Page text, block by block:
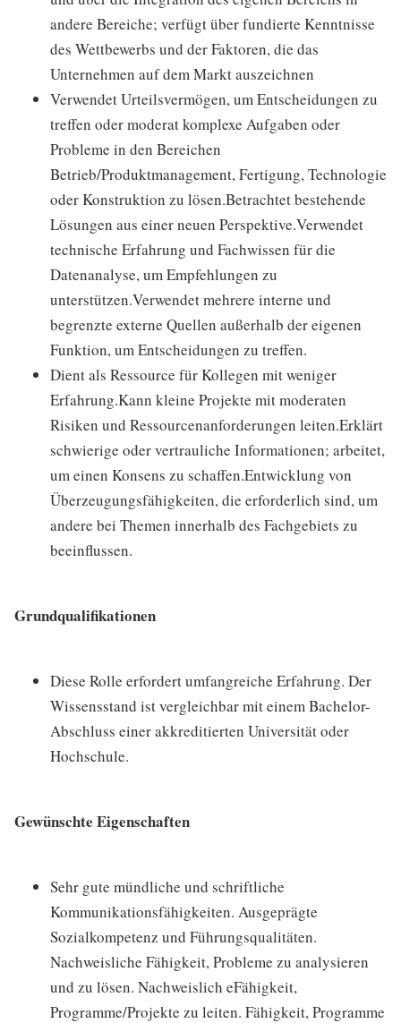
andere Bereiche; verfügt über fundierte Kenntnisse
des Wettbewerbs und der Faktoren, die das
Unternehmen auf dem Markt auszeichnen
Verwendet Urteilsvermögen, um Entscheidungen zu
treffen oder moderat komplexe Aufgaben oder
Probleme in den Bereichen
Betrieb/Produktmanagement, Fertigung, Technologie
oder Konstruktion zu lösen.Betrachtet bestehende
Lösungen aus einer neuen Perspektive.Verwendet
technische Erfahrung und Fachwissen für die
Datenanalyse, um Empfehlungen zu
unterstützen.Verwendet mehrere interne und
begrenzte externe Quellen außerhalb der eigenen
Funktion, um Entscheidungen zu treffen.
Dient als Ressource für Kollegen mit weniger
Erfahrung.Kann kleine Projekte mit moderaten
Risiken und Ressourcenanforderungen leiten.Erklärt
schwierige oder vertrauliche Informationen; arbeitet,
um einen Konsens zu schaffen.Entwicklung von
Überzeugungsfähigkeiten, die erforderlich sind, um
andere bei Themen innerhalb des Fachgebiets zu
beeinflussen.
Grundqualifikationen
Diese Rolle erfordert umfangreiche Erfahrung. Der
Wissensstand ist vergleichbar mit einem Bachelor-
Abschluss einer akkreditierten Universität oder
Hochschule.
Gewünschte Eigenschaften
Sehr gute mündliche und schriftliche
Kommunikationsfähigkeiten. Ausgeprägte
Sozialkompetenz und Führungsqualitäten.
Nachweisliche Fähigkeit, Probleme zu analysieren
und zu lösen. Nachweislich eFähigkeit,
Programme/Projekte zu leiten. Fähigkeit, Programme